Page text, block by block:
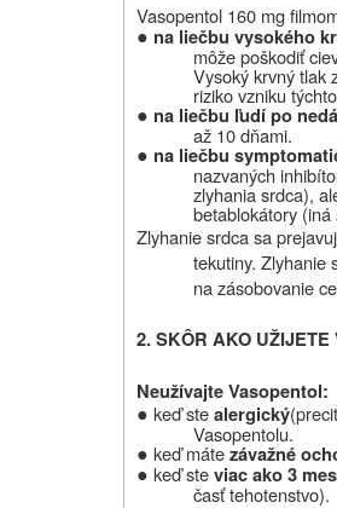
Vasopentol 160 mg
● na liečbu vysokého
môže poškodiť
Vysoký krvný tlak
riziko vzniku
● na liečbu ľudí po
až 10 dňami.
● na liečbu
nazvaných
zlyhania srdca),
betablokátory
Zlyhanie srdca sa
tekutiny. Zlyhanie
na zásobovanie
2. SKÔR AKO UŽIJETE
Neužívajte Vasopentol:
● keď stealergický
Vasopentolu.
● keď mátezávažné
● keď steviac ako 3
časť tehotenstvo).